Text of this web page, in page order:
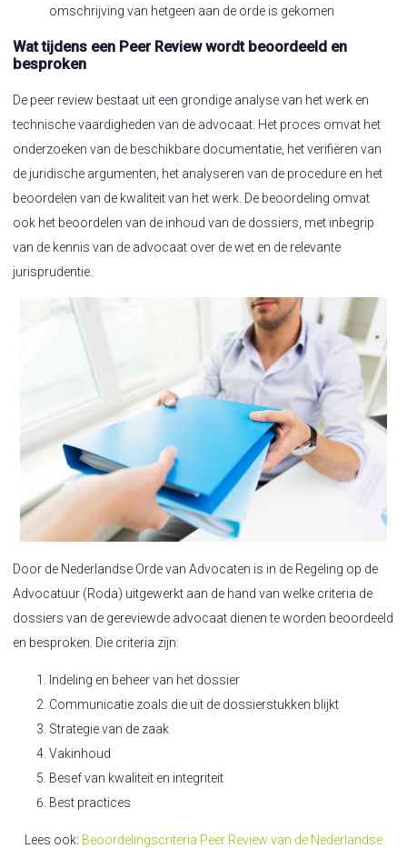
omschrijving van hetgeen aan de orde is gekomen
Wat tijdens een Peer Review wordt beoordeeld en
besproken
De peer review bestaat uit een grondige analyse van het werk en
technische vaardigheden van de advocaat. Het proces omvat het
onderzoeken van de beschikbare documentatie, het verifiëren van
de juridische argumenten, het analyseren van de procedure en het
beoordelen van de kwaliteit van het werk. De beoordeling omvat
ook het beoordelen van de inhoud van de dossiers, met inbegrip
van de kennis van de advocaat over de wet en de relevante
jurisprudentie.
Door de Nederlandse Orde van Advocaten is in de Regeling op de
Advocatuur (Roda) uitgewerkt aan de hand van welke criteria de
dossiers van de gereviewde advocaat dienen te worden beoordeeld
en besproken. Die criteria zijn:
Indeling en beheer van het dossier
Communicatie zoals die uit de dossierstukken blijkt
Strategie van de zaak
Vakinhoud
Besef van kwaliteit en integriteit
Best practices
Lees ook: Beoordelingscriteria Peer Review van de Nederlandse